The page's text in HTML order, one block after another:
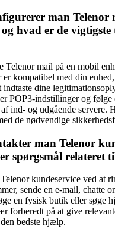
man Telenor
hvad er de
Telenor mail på en mobil
er kompatibel med din
indtaste dine
POP3-indstillinger og følge
ind- og udgående servere.
de nødvendige
man Telenor
spørgsmål relateret
kundeservice ved at
sende en e-mail, chatte
en fysisk butik eller søge
forberedt på at give
bedste hjælp.